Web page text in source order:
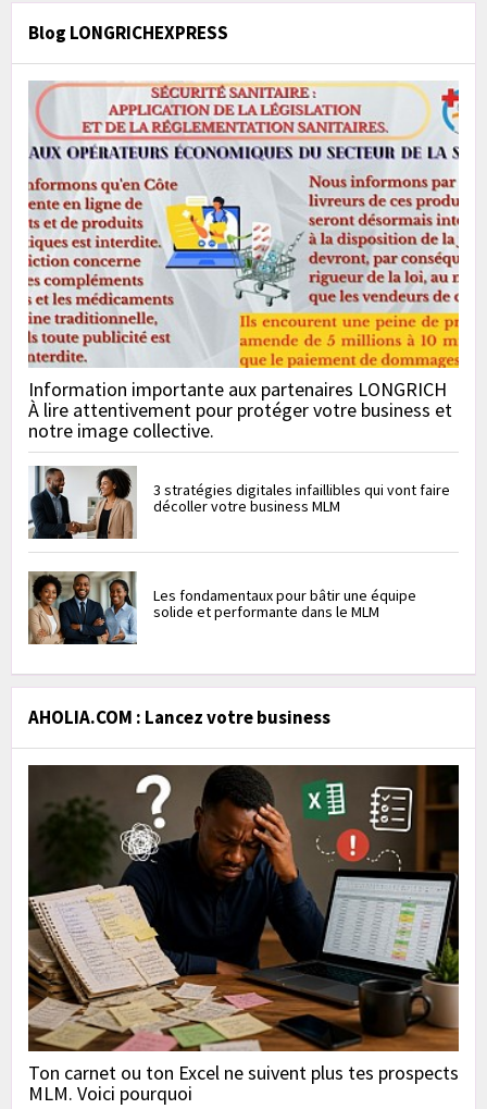
Blog LONGRICHEXPRESS
Information importante aux partenaires LONGRICH
À lire attentivement pour protéger votre business et
notre image collective.
3 stratégies digitales infaillibles qui vont faire
décoller votre business MLM
Les fondamentaux pour bâtir une équipe
solide et performante dans le MLM
AHOLIA.COM : Lancez votre business
Ton carnet ou ton Excel ne suivent plus tes prospects
MLM. Voici pourquoi